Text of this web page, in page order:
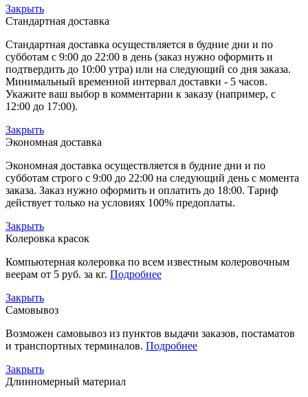
Закрыть
Стандартная доставка
Стандартная доставка осуществляется в будние дни и по
субботам с 9:00 до 22:00 в день (заказ нужно оформить и
подтвердить до 10:00 утра) или на следующий со дня заказа.
Минимальный временной интервал доставки - 5 часов.
Укажите ваш выбор в комментарии к заказу (например, с
12:00 до 17:00).
Закрыть
Экономная доставка
Экономная доставка осуществляется в будние дни и по
субботам строго с 9:00 до 22:00 на следующий день с момента
заказа. Заказ нужно оформить и оплатить до 18:00. Тариф
действует только на условиях 100% предоплаты.
Закрыть
Колеровка красок
Компьютерная колеровка по всем известным колеровочным
веерам от 5 руб. за кг. Подробнее
Закрыть
Самовывоз
Возможен самовывоз из пунктов выдачи заказов, постаматов
и транспортных терминалов. Подробнее
Закрыть
Длинномерный материал